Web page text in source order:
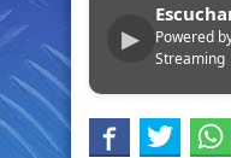
▶
Powered
Streaming